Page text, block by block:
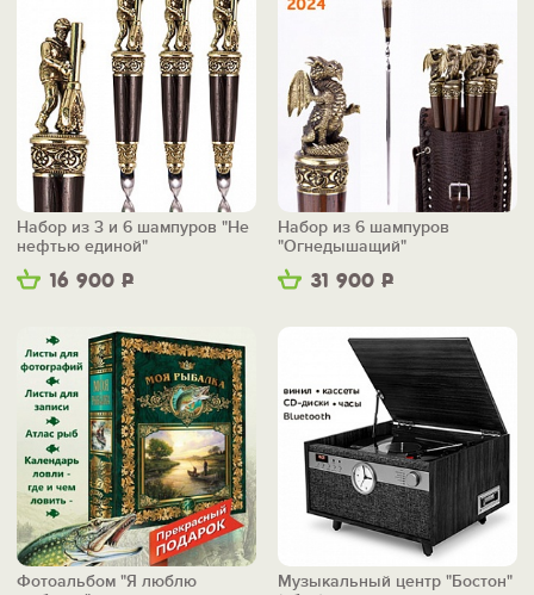
16 900 Р
Набор из 3 и 6 шампуров "Не
нефтью единой"
31 900 Р
Набор из 6 шампуров
"Огнедышащий"
Фотоальбом "Я люблю
Музыкальный центр "Бостон"